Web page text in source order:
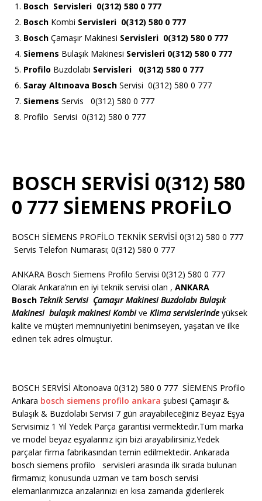
Bosch Servisleri 0(312) 580 0 777
Bosch Kombi Servisleri 0(312) 580 0 777
Bosch Çamaşır Makinesi Servisleri 0(312) 580 0 777
Siemens Bulaşık Makinesi Servisleri 0(312) 580 0 777
Profilo Buzdolabı Servisleri 0(312) 580 0 777
Saray Altınoava Bosch Servisi 0(312) 580 0 777
Siemens Servis 0(312) 580 0 777
Profilo Servisi 0(312) 580 0 777
BOSCH SERVİSİ 0(312) 580
0 777 SİEMENS PROFİLO
BOSCH SİEMENS PROFİLO TEKNİK SERVİSİ 0(312) 580 0 777
Servis Telefon Numarası; 0(312) 580 0 777
ANKARA Bosch Siemens Profilo Servisi 0(312) 580 0 777
Olarak Ankara’nın en iyi teknik servisi olan , ANKARA
Bosch Teknik Servisi Çamaşır MakinesiBuzdolabı Bulaşık
Makinesi bulaşık makinesiKombive Klima servislerinde yüksek
kalite ve müşteri memnuniyetini benimseyen, yaşatan ve ilke
edinen tek adres olmuştur.
BOSCH SERVİSİ Altonoava 0(312) 580 0 777 SİEMENS Profilo
Ankara bosch siemens profilo ankara şubesi Çamaşır &
Bulaşık & Buzdolabı Servisi 7 gün arayabileceğiniz Beyaz Eşya
Servisimiz 1 Yıl Yedek Parça garantisi vermektedir.Tüm marka
ve model beyaz eşyalarınız için bizi arayabilirsiniz.Yedek
parçalar firma fabrikasından temin edilmektedir. Ankarada
bosch siemens profilo servisleri arasında ilk sırada bulunan
firmamız; konusunda uzman ve tam bosch servisi
elemanlarımızca arızalarınızı en kısa zamanda giderilerek